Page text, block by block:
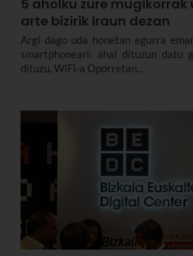
5 aholku zure mugikorrak
arte bizirik iraun dezan
Argi dago uda honetan egurra
smartphoneari: ahal dituzun datu
dituzu, WiFi-a Oporretan...